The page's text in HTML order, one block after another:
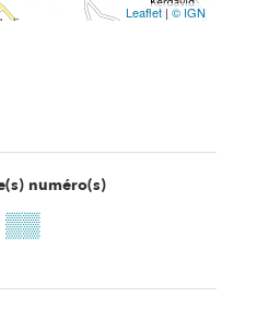
Leaflet|© IGN
numéro(s)
▒▒